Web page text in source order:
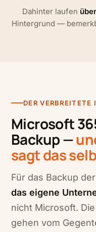
Dahinter laufen
Hintergrund —
DER VERBREITETE
Microsoft
Backup —
sagt das
Für das Backup
das eigene
nicht Microsoft.
gehen vom